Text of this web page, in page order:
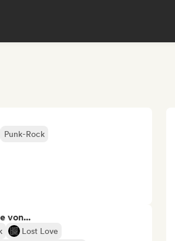
Punk-Rock
von...
Lost Love